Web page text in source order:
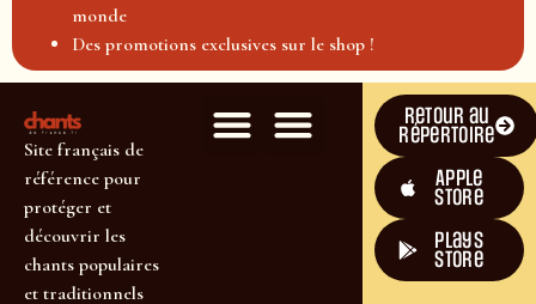
monde
Des promotions exclusives sur le shop !
Site français de
référence pour
protéger et
découvrir les
chants populaires
et traditionnels
Retour au
répertoire
Apple
Store
plays
store